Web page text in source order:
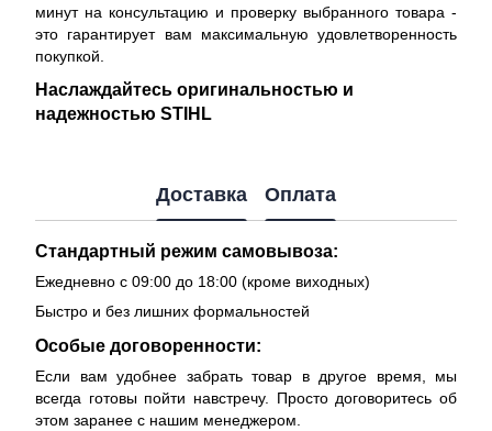
минут на консультацию и проверку выбранного товара -
это гарантирует вам максимальную удовлетворенность
покупкой.
Наслаждайтесь оригинальностью и
надежностью STIHL
Доставка Оплата
Стандартный режим самовывоза:
Ежедневно с 09:00 до 18:00 (кроме виходных)
Быстро и без лишних формальностей
Особые договоренности:
Если вам удобнее забрать товар в другое время, мы
всегда готовы пойти навстречу. Просто договоритесь об
этом заранее с нашим менеджером.